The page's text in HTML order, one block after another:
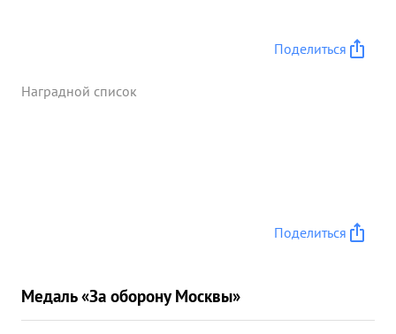
Поделиться
Наградной список
Поделиться
Медаль «За оборону Москвы»